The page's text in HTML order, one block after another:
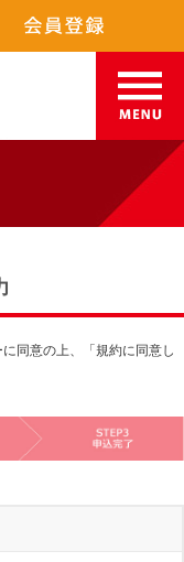
同意の上、「規約に同意し